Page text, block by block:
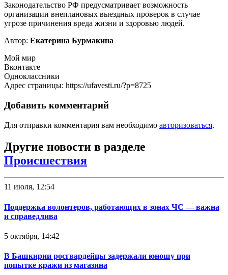
Законодательство РФ предусматривает возможность
организации внеплановых выездных проверок в случае
угрозе причинения вреда жизни и здоровью людей.
Автор: Екатерина Бурмакина
Мой мир
Вконтакте
Одноклассники
Адрес страницы: https://ufavesti.ru/?p=8725
Добавить комментарий
Для отправки комментария вам необходимо авторизоваться.
Другие новости в разделе
Происшествия
11 июля, 12:54
Поддержка волонтеров, работающих в зонах ЧС — важна
и справедлива
5 октября, 14:42
В Башкирии росгвардейцы задержали юношу при
попытке кражи из магазина